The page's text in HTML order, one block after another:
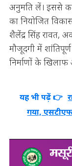
अनुमति लें। इससे
का नियोजित
शैलेंद्र सिंह रावत,
मौजूदगी में
निर्माणों के खिलाफ
यह भी पढ़ें 👉
गया,